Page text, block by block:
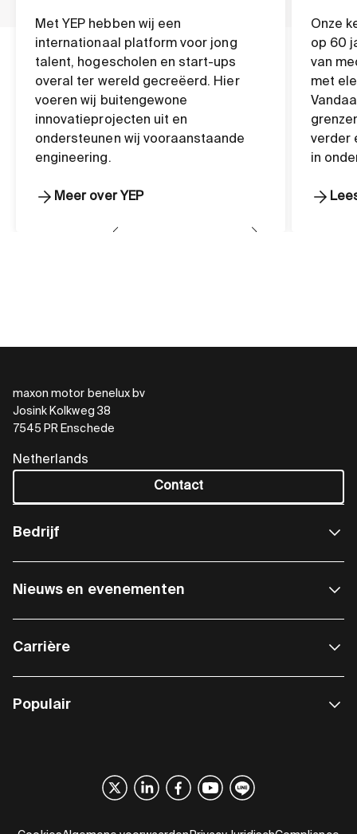
Met YEP hebben wij een
internationaal platform voor jong
talent, hogescholen en start-ups
overal ter wereld gecreëerd. Hier
voeren wij buitengewone
innovatieprojecten uit en
ondersteunen wij vooraanstaande
engineering.
Meer over YEP
Onze
op 60
van
met
verder
in
maxon motor benelux bv
Josink Kolkweg 38
7545 PR Enschede
Netherlands
Contact
Bedrijf
Nieuws en evenementen
Carrière
Populair